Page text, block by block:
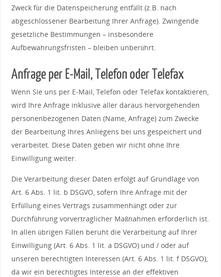
Zweck für die Datenspeicherung entfällt (z.B. nach
abgeschlossener Bearbeitung Ihrer Anfrage). Zwingende
gesetzliche Bestimmungen – insbesondere
Aufbewahrungsfristen – bleiben unberührt.
Anfrage per E-Mail, Telefon oder Telefax
Wenn Sie uns per E-Mail, Telefon oder Telefax kontaktieren,
wird Ihre Anfrage inklusive aller daraus hervorgehenden
personenbezogenen Daten (Name, Anfrage) zum Zwecke
der Bearbeitung Ihres Anliegens bei uns gespeichert und
verarbeitet. Diese Daten geben wir nicht ohne Ihre
Einwilligung weiter.
Die Verarbeitung dieser Daten erfolgt auf Grundlage von
Art. 6 Abs. 1 lit. b DSGVO, sofern Ihre Anfrage mit der
Erfüllung eines Vertrags zusammenhängt oder zur
Durchführung vorvertraglicher Maßnahmen erforderlich ist.
In allen übrigen Fällen beruht die Verarbeitung auf Ihrer
Einwilligung (Art. 6 Abs. 1 lit. a DSGVO) und / oder auf
unseren berechtigten Interessen (Art. 6 Abs. 1 lit. f DSGVO),
da wir ein berechtigtes Interesse an der effektiven